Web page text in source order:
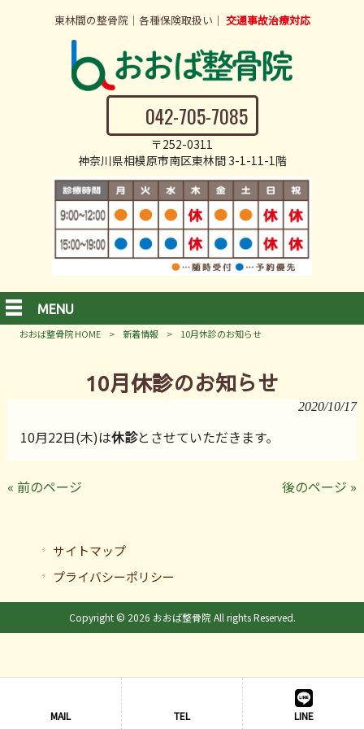
東林間の整骨院｜各種保険取扱い｜ 交通事故治療対応
042-705-7085
〒252-0311
神奈川県相模原市南区東林間 3-1-11-1階
MENU
おおば整骨院 HOME > 新着情報 > 10月休診のお知らせ
10月休診のお知らせ
2020/10/17
10月22日(木)は休診とさせていただきます。
« 前のページ 後のページ »
サイトマップ
プライバシーポリシー
Copyright © 2026 おおば整骨院 All rights Reserved.
MAIL TEL LINE